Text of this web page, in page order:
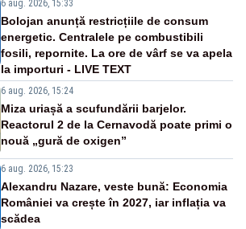
6 aug. 2026, 15:33
Bolojan anunță restricțiile de consum
energetic. Centralele pe combustibili
fosili, repornite. La ore de vârf se va apela
la importuri - LIVE TEXT
6 aug. 2026, 15:24
Miza uriașă a scufundării barjelor.
Reactorul 2 de la Cernavodă poate primi o
nouă „gură de oxigen”
6 aug. 2026, 15:23
Alexandru Nazare, veste bună: Economia
României va crește în 2027, iar inflația va
scădea